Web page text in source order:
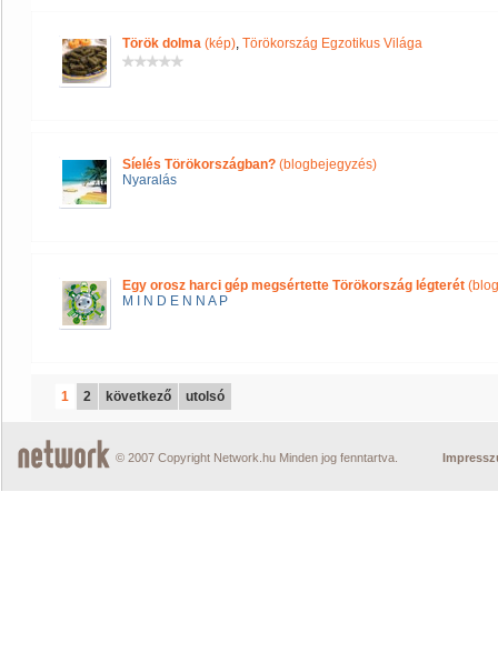
Török dolma (kép), Törökország Egzotikus Világa
Síelés Törökországban? (blogbejegyzés)
Nyaralás
Egy orosz harci gép megsértette Törökország légterét
M I N D E N N A P
1 2 következő utolsó
© 2007 Copyright Network.hu Minden jog fenntartva.